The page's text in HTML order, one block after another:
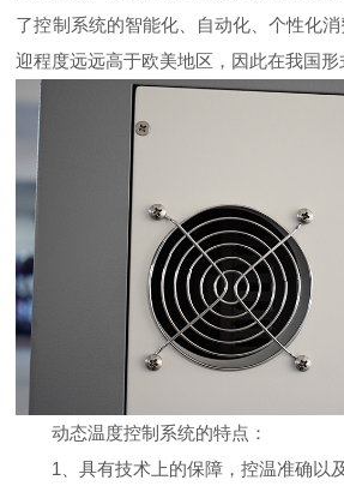
了控制系统的智能化、自动化、个性化
迎程度远远高于欧美地区，因此在我国形
动态温度控制系统的特点：
1、具有技术上的保障，控温准确以及